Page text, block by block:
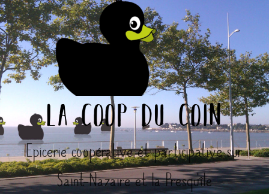
Aller
au
contenu
principal
la coop du coin
Epicerie coopérative et participative sur
Saint-Nazaire et la Presqu'île